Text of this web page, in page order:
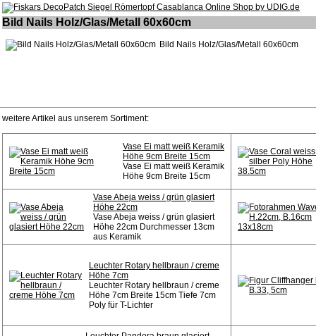
Bild Nails Holz/Glas/Metall 60x60cm
Bild Nails Holz/Glas/Metall 60x60cm
weitere Artikel aus unserem Sortiment:
Vase Ei matt weiß Keramik
Höhe 9cm Breite 15cm
Vase Ei matt weiß Keramik
Höhe 9cm Breite 15cm
Vase Abeja weiss / grün glasiert
Höhe 22cm
Vase Abeja weiss / grün glasiert
Höhe 22cm Durchmesser 13cm
aus Keramik
Leuchter Rotary hellbraun / creme
Höhe 7cm
Leuchter Rotary hellbraun / creme
Höhe 7cm Breite 15cm Tiefe 7cm
Poly für T-Lichter